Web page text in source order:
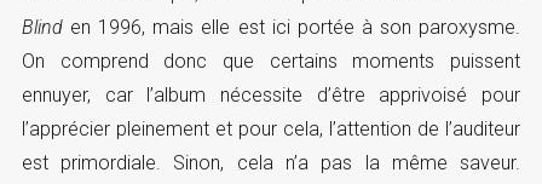
Blinden 1996, mais elle est ici portée à son paroxysme.
On comprend donc que certains moments puissent
ennuyer, car l’album nécessite d’être apprivoisé pour
l’apprécier pleinement et pour cela, l’attention de l’auditeur
est primordiale. Sinon, cela n’a pas la même saveur.